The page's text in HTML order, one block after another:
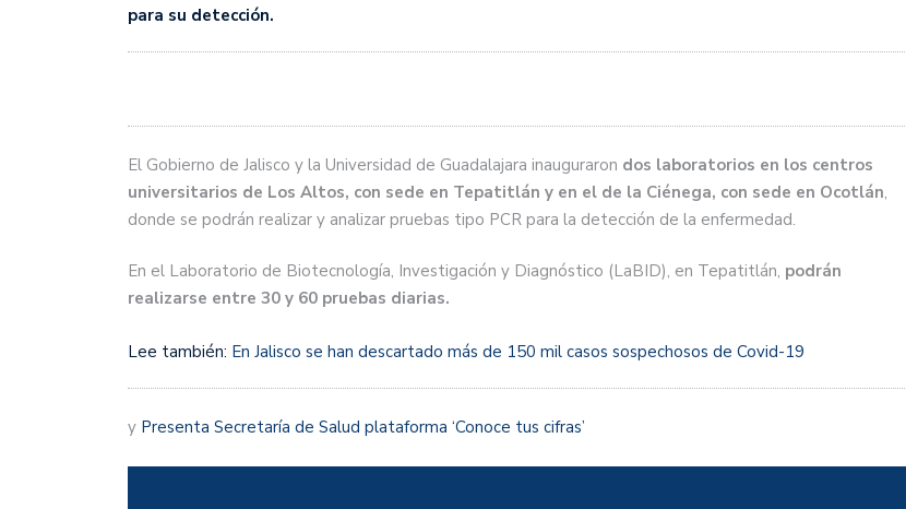
para su detección.
El Gobierno de Jalisco y la Universidad de Guadalajara inauguraron dos laboratorios en los centros
universitarios de Los Altos, con sede en Tepatitlán y en el de la Ciénega, con sede en Ocotlán,
donde se podrán realizar y analizar pruebas tipo PCR para la detección de la enfermedad.
En el Laboratorio de Biotecnología, Investigación y Diagnóstico (LaBID), en Tepatitlán, podrán
realizarse entre 30 y 60 pruebas diarias.
Lee también: En Jalisco se han descartado más de 150 mil casos sospechosos de Covid-19
y Presenta Secretaría de Salud plataforma ‘Conoce tus cifras’